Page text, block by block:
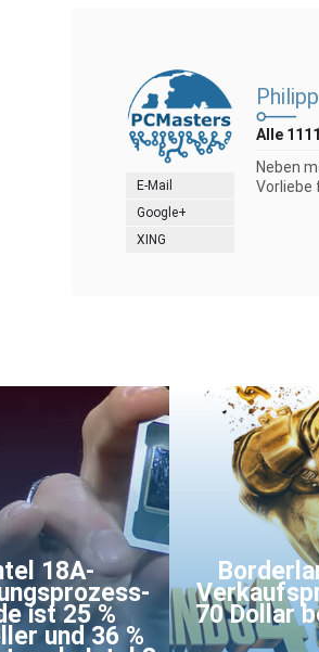
E-Mail
Google+
XING
Alle
Neben
Vorliebe
18A-
ist 25 %
und 36 %
70 Dollar